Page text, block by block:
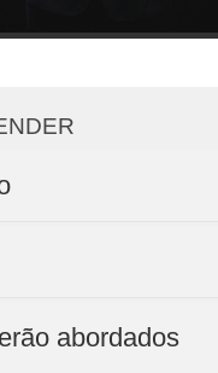
abordados